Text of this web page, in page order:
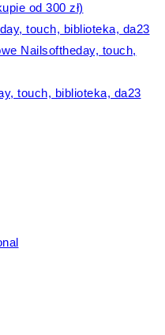
od 300 zł)
touch, biblioteka, da23
Nailsoftheday, touch,
touch, biblioteka, da23